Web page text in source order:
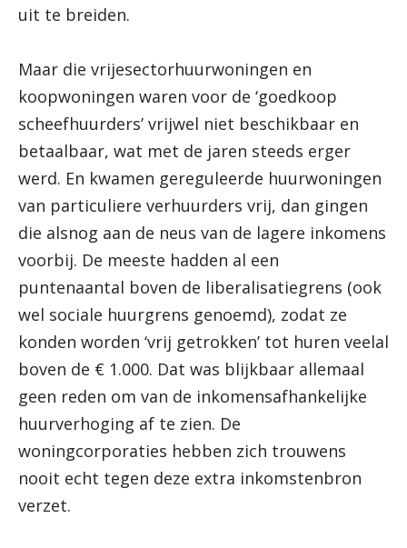
uit te breiden.
Maar die vrijesectorhuurwoningen en
koopwoningen waren voor de ‘goedkoop
scheefhuurders’ vrijwel niet beschikbaar en
betaalbaar, wat met de jaren steeds erger
werd. En kwamen gereguleerde huurwoningen
van particuliere verhuurders vrij, dan gingen
die alsnog aan de neus van de lagere inkomens
voorbij. De meeste hadden al een
puntenaantal boven de liberalisatiegrens (ook
wel sociale huurgrens genoemd), zodat ze
konden worden ‘vrij getrokken’ tot huren veelal
boven de € 1.000. Dat was blijkbaar allemaal
geen reden om van de inkomensafhankelijke
huurverhoging af te zien. De
woningcorporaties hebben zich trouwens
nooit echt tegen deze extra inkomstenbron
verzet.